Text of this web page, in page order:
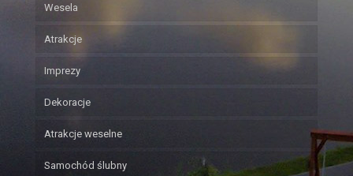
Wesela
Atrakcje
Imprezy
Dekoracje
Atrakcje weselne
Samochód ślubny